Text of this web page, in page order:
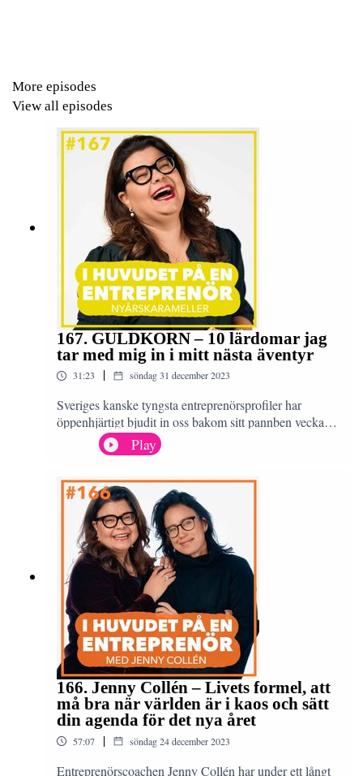
Johans hang-up på Sossar
Så ser Johan på entreprenörs Sverige idag
Den första ekonomiska bubblan och vad en bubbla kan
skapa
Johans syn på euron
Tillit till den nya generationen
Att ha en komplex relation till sina föräldrar
Att ta striden i media
Drömmen om att göra sina pojkar stolta
Det Johans fru fått försaka för hans entreprenörskap
Johans bästa relationstips till entreprenörer
Strävan efter lycka
Johans största bedrift i karriären
More episodes
View all episodes
167. GULDKORN – 10 lärdomar jag
tar med mig in i mitt nästa äventyr
31:23 | söndag 31 december 2023
Sveriges kanske tyngsta entreprenörsprofiler har
öppenhjärtigt bjudit in oss bakom sitt pannben vecka
efter vecka och gett oss kloka tips och insikter. Men
vad har jag lärt mig egentligen efter de här 166
avsnitten och dryga 3 år i poddstudion? Jag delar med
mig av mina 10 bästa lärdomar och anledningen till
varför jag väljer att pausa podden.
Play
166. Jenny Collén – Livets formel, att
må bra när världen är i kaos och sätt
din agenda för det nya året
57:07 | söndag 24 december 2023
Entreprenörscoachen Jenny Collén har under ett långt